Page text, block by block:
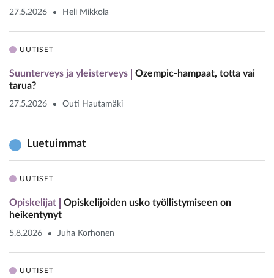
27.5.2026 Heli Mikkola
UUTISET
Suunterveys ja yleisterveys
Ozempic-hampaat, totta vai
tarua?
27.5.2026 Outi Hautamäki
Luetuimmat
UUTISET
Opiskelijat
Opiskelijoiden usko työllistymiseen on
heikentynyt
5.8.2026 Juha Korhonen
UUTISET